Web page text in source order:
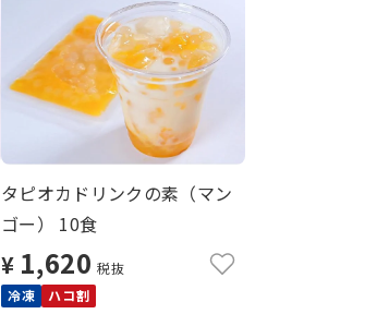
タピオカドリンクの素（マン
ゴー） 10食
¥ 1,620 税抜
冷凍
ハコ割